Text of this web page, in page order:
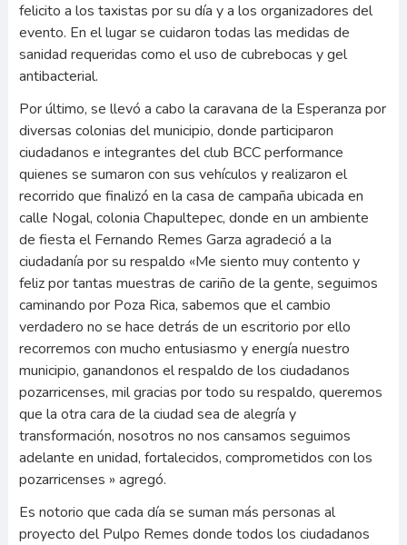
felicito a los taxistas por su día y a los organizadores del
evento. En el lugar se cuidaron todas las medidas de
sanidad requeridas como el uso de cubrebocas y gel
antibacterial.
Por último, se llevó a cabo la caravana de la Esperanza por
diversas colonias del municipio, donde participaron
ciudadanos e integrantes del club BCC performance
quienes se sumaron con sus vehículos y realizaron el
recorrido que finalizó en la casa de campaña ubicada en
calle Nogal, colonia Chapultepec, donde en un ambiente
de fiesta el Fernando Remes Garza agradeció a la
ciudadanía por su respaldo «Me siento muy contento y
feliz por tantas muestras de cariño de la gente, seguimos
caminando por Poza Rica, sabemos que el cambio
verdadero no se hace detrás de un escritorio por ello
recorremos con mucho entusiasmo y energía nuestro
municipio, ganandonos el respaldo de los ciudadanos
pozarricenses, mil gracias por todo su respaldo, queremos
que la otra cara de la ciudad sea de alegría y
transformación, nosotros no nos cansamos seguimos
adelante en unidad, fortalecidos, comprometidos con los
pozarricenses » agregó.
Es notorio que cada día se suman más personas al
proyecto del Pulpo Remes donde todos los ciudadanos